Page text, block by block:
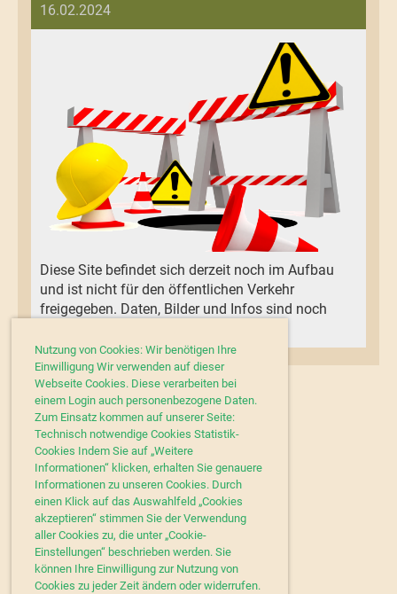
Nutzung von Cookies: Wir benötigen Ihre
Einwilligung Wir verwenden auf dieser
Webseite Cookies. Diese verarbeiten bei
einem Login auch personenbezogene Daten.
Zum Einsatz kommen auf unserer Seite:
Technisch notwendige Cookies Statistik-
Cookies Indem Sie auf „Weitere
Informationen“ klicken, erhalten Sie genauere
Informationen zu unseren Cookies. Durch
einen Klick auf das Auswahlfeld „Cookies
akzeptieren“ stimmen Sie der Verwendung
aller Cookies zu, die unter „Cookie-
Einstellungen“ beschrieben werden. Sie
können Ihre Einwilligung zur Nutzung von
Cookies zu jeder Zeit ändern oder widerrufen.
16.02.2024
Diese Site befindet sich derzeit noch im Aufbau
und ist nicht für den öffentlichen Verkehr
freigegeben. Daten, Bilder und Infos sind noch